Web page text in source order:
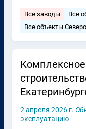
Все заводы
Все
Все объекты
2 апреля 2026 г.
эксплуатацию